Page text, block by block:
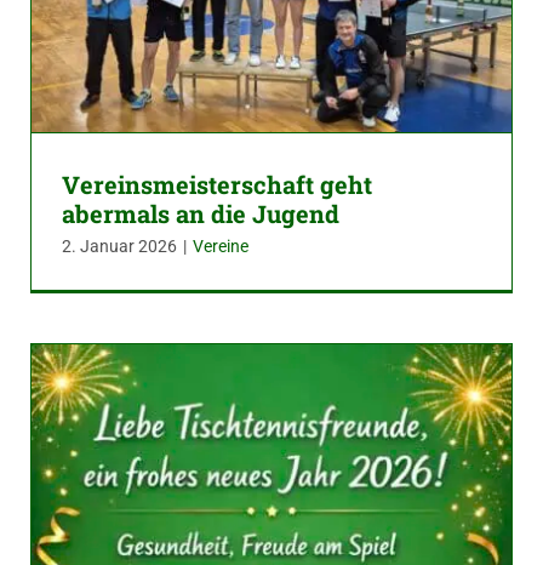
Vereinsmeisterschaft geht
abermals an die Jugend
2. Januar 2026 | Vereine